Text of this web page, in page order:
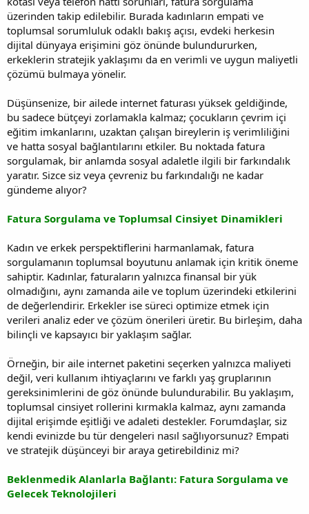
üzerinden takip edilebilir. Burada kadınların empati ve
toplumsal sorumluluk odaklı bakış açısı, evdeki herkesin
dijital dünyaya erişimini göz önünde bulundururken,
erkeklerin stratejik yaklaşımı da en verimli ve uygun maliyetli
çözümü bulmaya yönelir.
Düşünsenize, bir ailede internet faturası yüksek geldiğinde,
bu sadece bütçeyi zorlamakla kalmaz; çocukların çevrim içi
eğitim imkanlarını, uzaktan çalışan bireylerin iş verimliliğini
ve hatta sosyal bağlantılarını etkiler. Bu noktada fatura
sorgulamak, bir anlamda sosyal adaletle ilgili bir farkındalık
yaratır. Sizce siz veya çevreniz bu farkındalığı ne kadar
gündeme alıyor?
Fatura Sorgulama ve Toplumsal Cinsiyet Dinamikleri
Kadın ve erkek perspektiflerini harmanlamak, fatura
sorgulamanın toplumsal boyutunu anlamak için kritik öneme
sahiptir. Kadınlar, faturaların yalnızca finansal bir yük
olmadığını, aynı zamanda aile ve toplum üzerindeki etkilerini
de değerlendirir. Erkekler ise süreci optimize etmek için
verileri analiz eder ve çözüm önerileri üretir. Bu birleşim, daha
bilinçli ve kapsayıcı bir yaklaşım sağlar.
Örneğin, bir aile internet paketini seçerken yalnızca maliyeti
değil, veri kullanım ihtiyaçlarını ve farklı yaş gruplarının
gereksinimlerini de göz önünde bulundurabilir. Bu yaklaşım,
toplumsal cinsiyet rollerini kırmakla kalmaz, aynı zamanda
dijital erişimde eşitliği ve adaleti destekler. Forumdaşlar, siz
kendi evinizde bu tür dengeleri nasıl sağlıyorsunuz? Empati
ve stratejik düşünceyi bir araya getirebildiniz mi?
Beklenmedik Alanlarla Bağlantı: Fatura Sorgulama ve
Gelecek Teknolojileri